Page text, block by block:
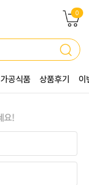
0
가공식품 상품후기 이